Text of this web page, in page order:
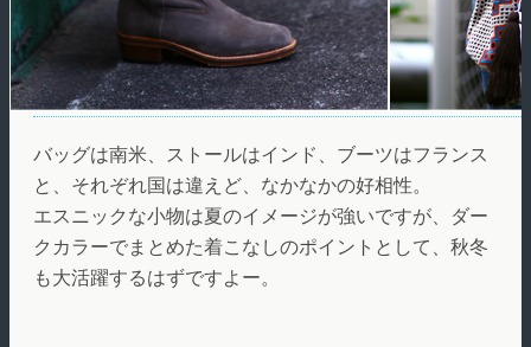
バッグは南米、ストールはインド、ブーツはフランス
と、それぞれ国は違えど、なかなかの好相性。
エスニックな小物は夏のイメージが強いですが、ダー
クカラーでまとめた着こなしのポイントとして、秋冬
も大活躍するはずですよー。